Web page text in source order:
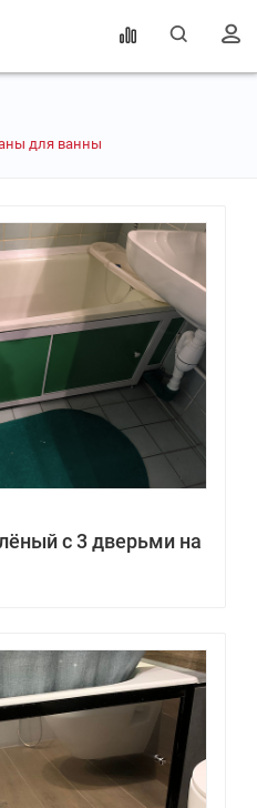
для ванны
с 3 дверьми на